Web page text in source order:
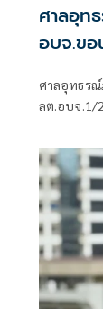
ศาลอุท
อบจ.ข
ศาลอุทธรณ์
ลต.อบจ.1/
บริหารท้อง